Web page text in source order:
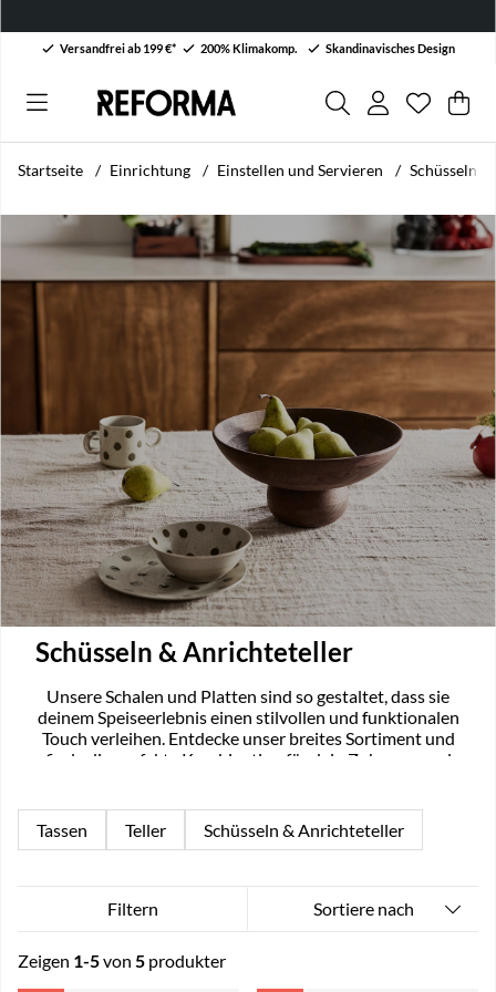
Versandfrei ab 199 €* 200% Klimakomp. Skandinavisches Design
Anzahl
. .
Startseite Einrichtung Einstellen und Servieren Schüsseln
Schüsseln & Anrichteteller
Unsere Schalen und Platten sind so gestaltet, dass sie
deinem Speiseerlebnis einen stilvollen und funktionalen
Touch verleihen. Entdecke unser breites Sortiment und
finde die perfekte Kombination für dein Zuhause, egal
Tassen Teller Schüsseln & Anrichteteller
Filtern Sortiere nach
Zeigen 1-5von 5 produkter